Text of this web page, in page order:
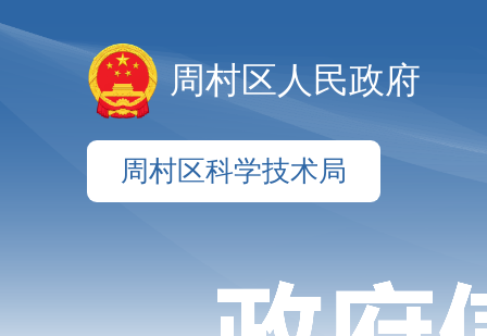
周村区人民政府
周村区科学技术局